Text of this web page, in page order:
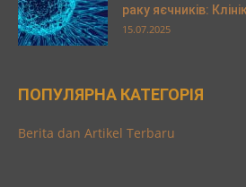
раку яєчників:
15.07.2025
ПОПУЛЯРНА КАТЕГОРІЯ
Berita dan Artikel Terbaru